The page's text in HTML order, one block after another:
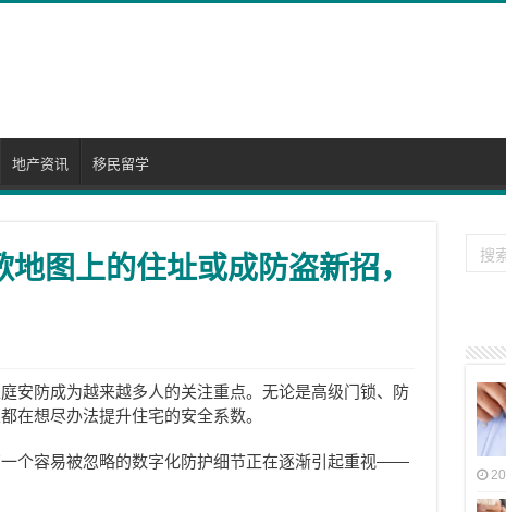
地产资讯 移民留学
图上的住址或成防盗新招，
安防成为越来越多人的关注重点。无论是高级门锁、防
在想尽办法提升住宅的安全系数。
个容易被忽略的数字化防护细节正在逐渐引起重视——